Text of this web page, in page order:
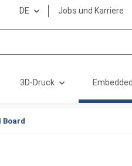
DE Jobs und Karriere
3D-Druck
Board